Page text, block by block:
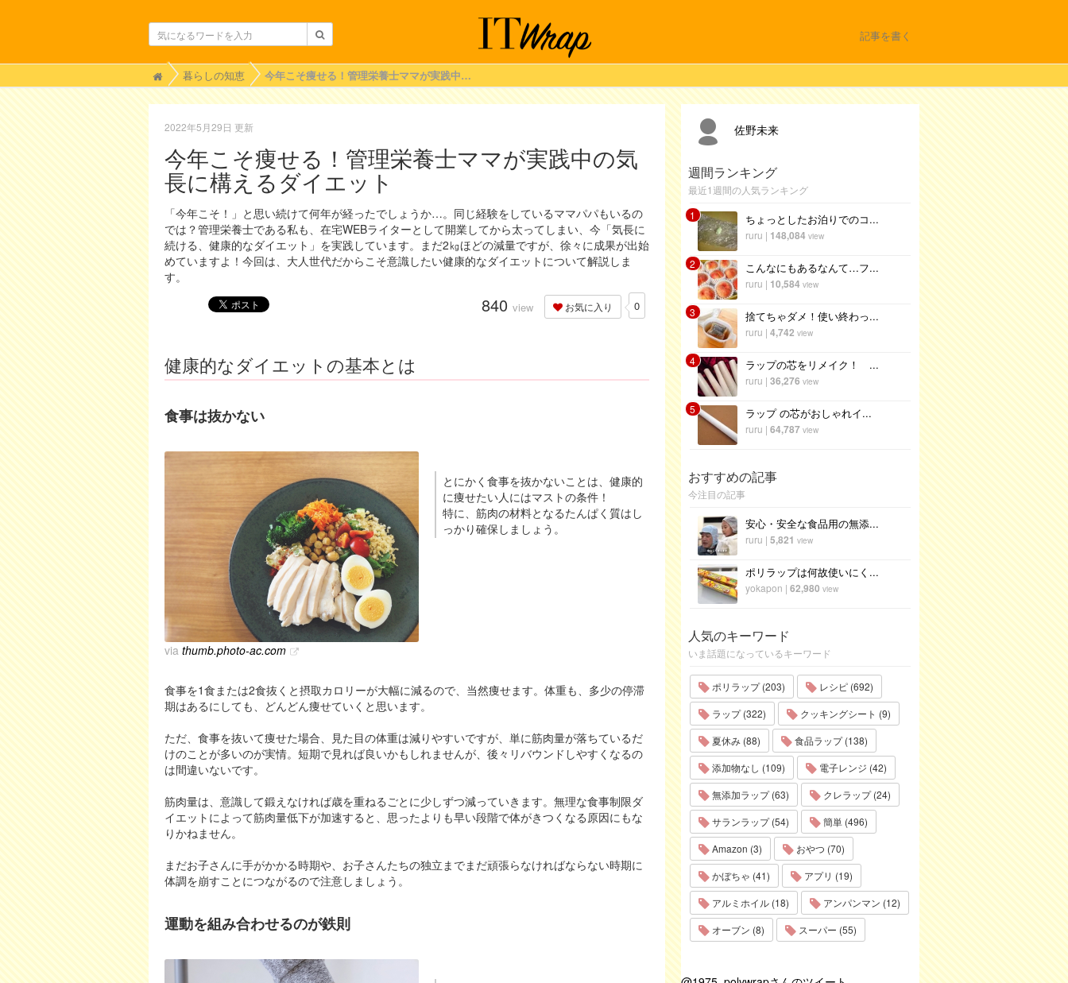
記事を書く
H
o
m
暮らしの知恵 今年こそ痩せる！管理栄養士ママが実践中の気長に構えるダイエット
2022年5月29日 更新
今年こそ痩せる！管理栄養士ママが実践中の気
長に構えるダイエット
「今年こそ！」と思い続けて何年が経ったでしょうか…。同じ経験をしているママパパもいるの
では？管理栄養士である私も、在宅WEBライターとして開業してから太ってしまい、今「気長に
続ける、健康的なダイエット」を実践しています。まだ2㎏ほどの減量ですが、徐々に成果が出始
めていますよ！今回は、大人世代だからこそ意識したい健康的なダイエットについて解説しま
す。
840 view お気に入り 0
健康的なダイエットの基本とは
食事は抜かない
とにかく食事を抜かないことは、健康的
に痩せたい人にはマストの条件！
特に、筋肉の材料となるたんぱく質はし
っかり確保しましょう。
via thumb.photo-ac.com
食事を1食または2食抜くと摂取カロリーが大幅に減るので、当然痩せます。体重も、多少の停滞
期はあるにしても、どんどん痩せていくと思います。
ただ、食事を抜いて痩せた場合、見た目の体重は減りやすいですが、単に筋肉量が落ちているだ
けのことが多いのが実情。短期で見れば良いかもしれませんが、後々リバウンドしやすくなるの
は間違いないです。
筋肉量は、意識して鍛えなければ歳を重ねるごとに少しずつ減っていきます。無理な食事制限ダ
イエットによって筋肉量低下が加速すると、思ったよりも早い段階で体がきつくなる原因にもな
りかねません。
まだお子さんに手がかかる時期や、お子さんたちの独立までまだ頑張らなければならない時期に
体調を崩すことにつながるので注意しましょう。
運動を組み合わせるのが鉄則
佐野未来
週間ランキング
最近1週間の人気ランキング
1
ちょっとしたお泊りでのコ...
ruru | 148,084 view
2 こんなにもあるなんて…フ...
ruru | 10,584 view
3 捨てちゃダメ！使い終わっ...
ruru | 4,742 view
4 ラップの芯をリメイク！ ...
ruru | 36,276 view
5 ラップ の芯がおしゃれイ...
ruru | 64,787 view
おすすめの記事
今注目の記事
安心・安全な食品用の無添...
ruru | 5,821 view
ポリラップは何故使いにく...
yokapon | 62,980 view
人気のキーワード
いま話題になっているキーワード
ポリラップ (203)
レシピ (692)
ラップ (322)
クッキングシート (9)
夏休み (88)
食品ラップ (138)
添加物なし (109)
電子レンジ (42)
無添加ラップ (63)
クレラップ (24)
サランラップ (54)
簡単 (496)
Amazon (3)
おやつ (70)
かぼちゃ (41)
アプリ (19)
アルミホイル (18)
アンパンマン (12)
オーブン (8)
スーパー (55)